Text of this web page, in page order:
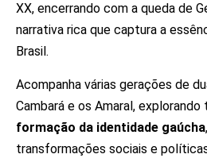
XX, encerrando com a queda de
narrativa rica que captura a
Brasil.
Acompanha várias gerações de
Cambará e os Amaral,
formação da identidade gaúcha
transformações sociais e